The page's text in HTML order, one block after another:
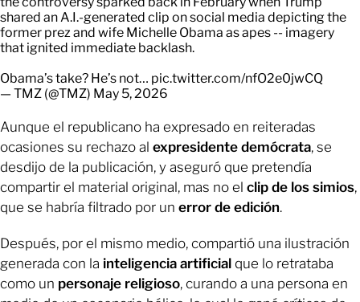
shared an A.I.-generated clip on social media depicting the
former prez and wife Michelle Obama as apes -- imagery
that ignited immediate backlash.
Obama’s take? He’s not… pic.twitter.com/nfO2e0jwCQ
— TMZ (@TMZ) May 5, 2026
Aunque el republicano ha expresado en reiteradas
ocasiones su rechazo al expresidente demócrata, se
desdijo de la publicación, y aseguró que pretendía
compartir el material original, mas no el clip de los simios,
que se habría filtrado por un error de edición.
Después, por el mismo medio, compartió una ilustración
generada con la inteligencia artificial que lo retrataba
como un personaje religioso, curando a una persona en